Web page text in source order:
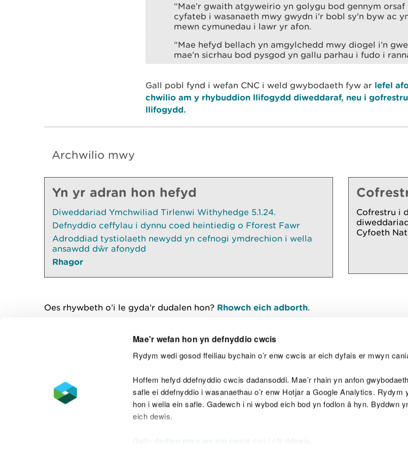
Mae'r wefan hon yn defnyddio cwcis
Rydym wedi gosod ffeiliau bychain o’r enw cwcis ar eich dyfais er mwyn
Hoffem hefyd ddefnyddio cwcis dadansoddi. Mae’r rhain yn anfon
safle ei ddefnyddio i wasanaethau o’r enw Hotjar a Google Analytics. Rydym
hon i wella ein safle. Gadewch i ni wybod eich bod yn fodlon â hyn. Byddwn
eich dewis.
darllen mwy am ein cwcis
“Mae’r gwaith atgyweirio yn golygu bod gennym
cyfateb i wasanaeth mwy gwydn i'r bobl sy'n byw ac
mewn cymunedau i lawr yr afon.
“Mae hefyd bellach yn amgylchedd mwy diogel i’n
mae’n sicrhau bod pysgod yn gallu parhau i fudo i
Gall pobl fynd i wefan CNC i weld gwybodaeth fyw ar lefel
chwilio am y rhybuddion llifogydd diweddaraf, neu i
llifogydd.
Archwilio mwy
Yn yr adran hon hefyd
Diweddariad Ymchwiliad Tirlenwi Withyhedge 5.1.24.
Defnyddio ceffylau i dynnu coed heintiedig o Fforest Fawr
Adroddiad tystiolaeth newydd yn cefnogi ymdrechion i wella
ansawdd dŵr afonydd
Rhagor
Cofrestru i
Cyfoeth
Oes rhywbeth o’i le gyda’r dudalen hon? Rhowch eich adborth.
Datganiad hygyrchedd Safonau'r Gymraeg
Datganiad caethwasiaeth fodern